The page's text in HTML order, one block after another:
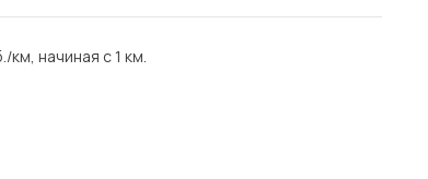
км, начиная с 1 км.